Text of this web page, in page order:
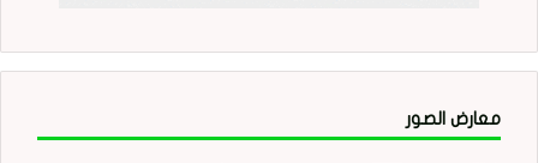
معارض الصور